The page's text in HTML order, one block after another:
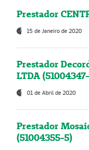
Prestador
15 de Janeiro de 2020
Prestador
LTDA
01 de Abril de 2020
Prestador
(51004355-5)